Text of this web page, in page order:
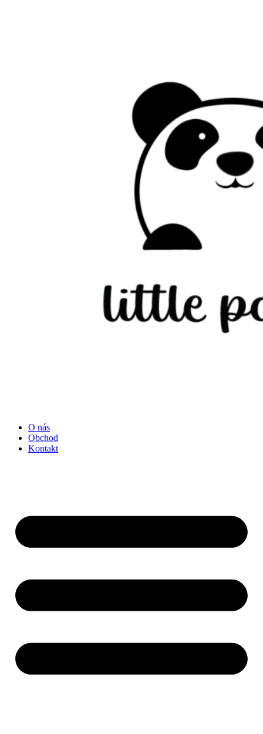
O nás
Obchod
Kontakt